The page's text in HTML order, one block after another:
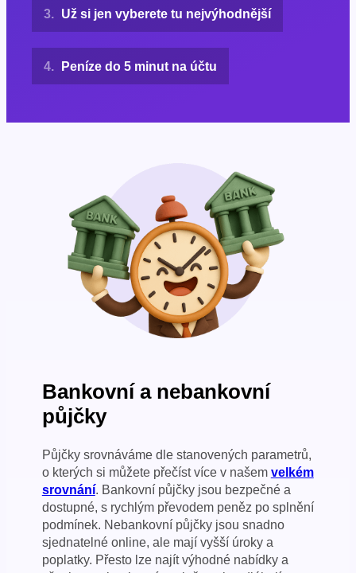
Už si jen vyberete tu nejvýhodnější
Peníze do 5 minut na účtu
Bankovní a nebankovní
půjčky
Půjčky srovnáváme dle stanovených parametrů,
o kterých si můžete přečíst více v našem velkém
srovnání. Bankovní půjčky jsou bezpečné a
dostupné, s rychlým převodem peněz po splnění
podmínek. Nebankovní půjčky jsou snadno
sjednatelné online, ale mají vyšší úroky a
poplatky. Přesto lze najít výhodné nabídky a